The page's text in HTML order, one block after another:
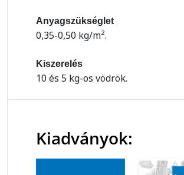
Anyagszükséglet
0,35-0,50 kg/m².
Kiszerelés
10 és 5 kg-os vödrök.
Kiadványok: